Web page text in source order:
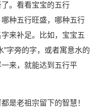
。看看宝宝的五行
哪种五行旺盛，哪种五行
来补足。比如，宝宝五
”字旁的字，或者寓意水的
一来，就能达到五行平
是老祖宗留下的智慧！